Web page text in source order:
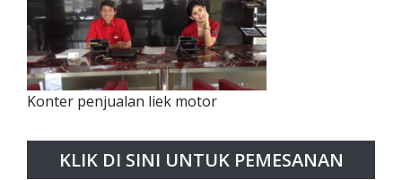
Konter penjualan liek motor
KLIK DI SINI UNTUK PEMESANAN